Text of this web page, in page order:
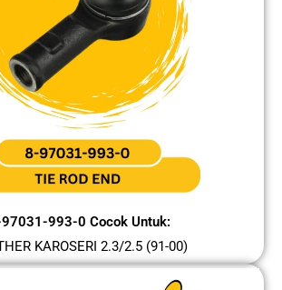
993-0 Cocok Untuk:
KAROSERI 2.3/2.5 (91-00)